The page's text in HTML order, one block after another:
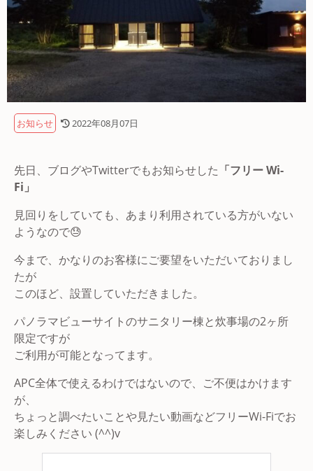
お知らせ 2022年08月07日
先日、ブログやTwitterでもお知らせした 「フリー Wi-
Fi」
見回りをしていても、あまり利用されている方がいない
ようなので😓
今まで、かなりのお客様にご要望をいただいておりまし
たが
このほど、設置していただきました。
パノラマビューサイトのサニタリー棟と炊事場の2ヶ所
限定ですが
ご利用が可能となってます。
APC全体で使えるわけではないので、ご不便はかけます
が、
ちょっと調べたいことや見たい動画などフリーWi-Fiでお
楽しみください (^^)v